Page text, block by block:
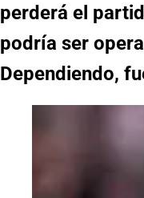
perderá el
podría ser
Dependiendo,